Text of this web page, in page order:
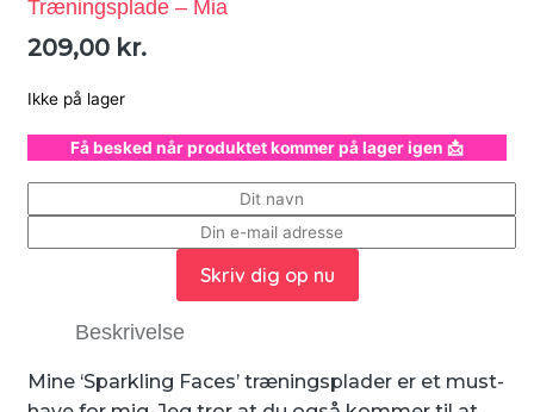
Træningsplade – Mia
209,00 kr.
Ikke på lager
Få besked når produktet kommer på lager igen 📩
Skriv dig op nu
Beskrivelse
Mine ‘Sparkling Faces’ træningsplader er et must-